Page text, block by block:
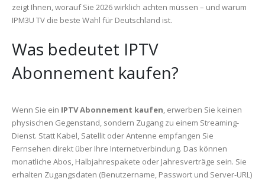
zeigt Ihnen, worauf Sie 2026 wirklich achten müssen – und warum
IPM3U TV die beste Wahl für Deutschland ist.
Was bedeutet IPTV
Abonnement kaufen?
Wenn Sie ein IPTV Abonnement kaufen, erwerben Sie keinen
physischen Gegenstand, sondern Zugang zu einem Streaming-
Dienst. Statt Kabel, Satellit oder Antenne empfangen Sie
Fernsehen direkt über Ihre Internetverbindung. Das können
monatliche Abos, Halbjahrespakete oder Jahresverträge sein. Sie
erhalten Zugangsdaten (Benutzername, Passwort und Server-URL)